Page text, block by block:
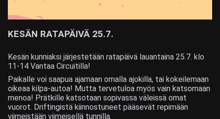
KESÄN RATAPÄIVÄ 25.7.
Kesän kunniaksi järjestetään ratapäivä lauantaina 25.7. klo
11-14 Vantaa Circuitilla!
Paikalle voi saapua ajamaan omalla ajokilla, tai kokeilemaan
oikeaa kilpa-autoa! Mutta tervetuloa myös vain katsomaan
menoa! Prätkille katsotaan sopivassa väleissä omat
vuorot. Driftingistä kiinnostuneet pääsevät repimään
viimeistään viimeisellä tunnilla.